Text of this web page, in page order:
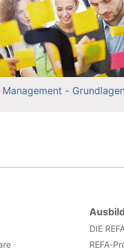
Management - Grundlagen
DIE
REFA-